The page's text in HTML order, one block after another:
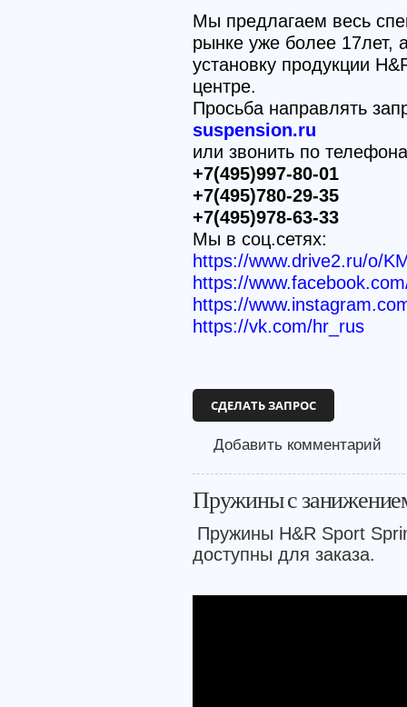
Мы предлагаем весь
рынке уже более 17лет,
установку продукции
центре.
Просьба направлять
suspension.ru
или звонить по
+7(495)997-80-01
+7(495)780-29-35
+7(495)978-63-33
Мы в соц.сетях:
https://www.drive2.ru/o/
https://
https://
https://vk.com/hr_rus
СДЕЛАТЬ ЗАПРОС
Добавить комментарий
Пружины с
Пружины H&R Sport
доступны для заказа.